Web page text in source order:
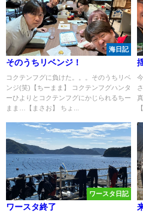
海日記
そのうちリベンジ！
コクテンフグに負けた。。。そのうちリベ
ンジ(笑)【ちーまま】 コクテンフグハンタ
ーひよりとコクテンフグにかじられるちー
まま…【まさお】 ちょ...
ワースタ日記
ワースタ終了